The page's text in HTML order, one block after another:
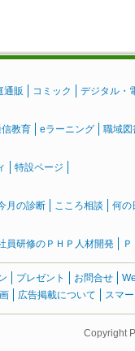
通販 コミック デジタル・
教育 eラーニング 職域図
特設ページ
月の診断 こころ相談 何の
員研修のＰＨＰ人材開発
プレゼント お問合せ
広告掲載について スマ
Copyright